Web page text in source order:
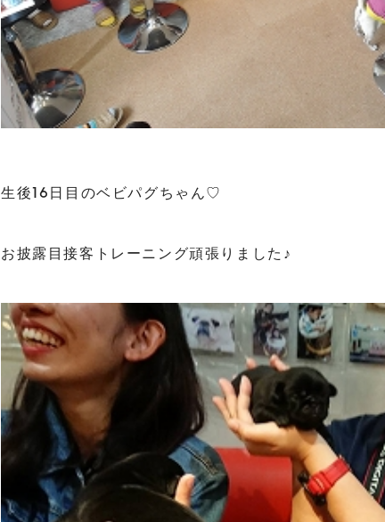
生後16日目のベビパグちゃん♡
お披露目接客トレーニング頑張りました♪